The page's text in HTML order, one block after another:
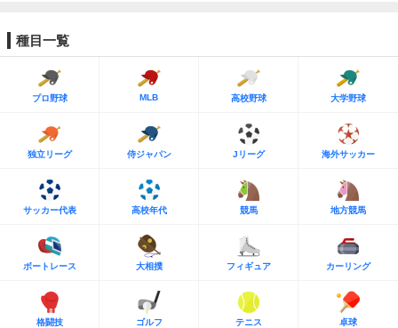
種目一覧
プロ野球 MLB 高校野球 大学野球
独立リーグ 侍ジャパン Jリーグ 海外サッカー
サッカー代表 高校年代 競馬 地方競馬
ボートレース 大相撲 フィギュア カーリング
格闘技 ゴルフ テニス 卓球